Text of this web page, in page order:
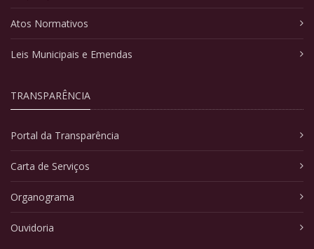
Atos Normativos
Leis Municipais e Emendas
TRANSPARÊNCIA
Portal da Transparência
Carta de Serviços
Organograma
Ouvidoria